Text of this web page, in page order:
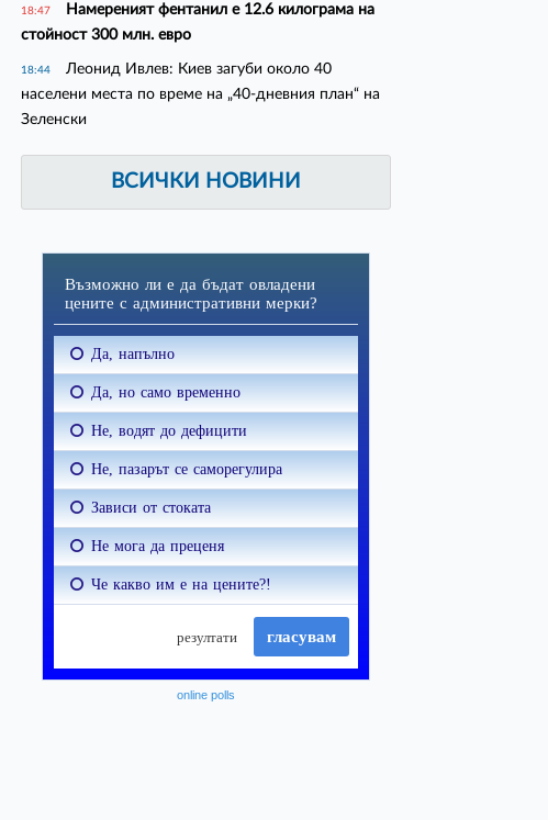
18:47
Намереният фентанил е 12.6 килограма на
стойност 300 млн. евро
18:44
Леонид Ивлев: Киев загуби около 40
населени места по време на „40-дневния план“ на
Зеленски
ВСИЧКИ НОВИНИ
online polls